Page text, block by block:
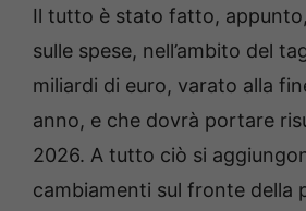
Il tutto è stato fatto,
sulle spese, nell’ambito del
miliardi di euro, varato alla
anno, e che dovrà portare
2026. A tutto ciò si
cambiamenti sul fronte della